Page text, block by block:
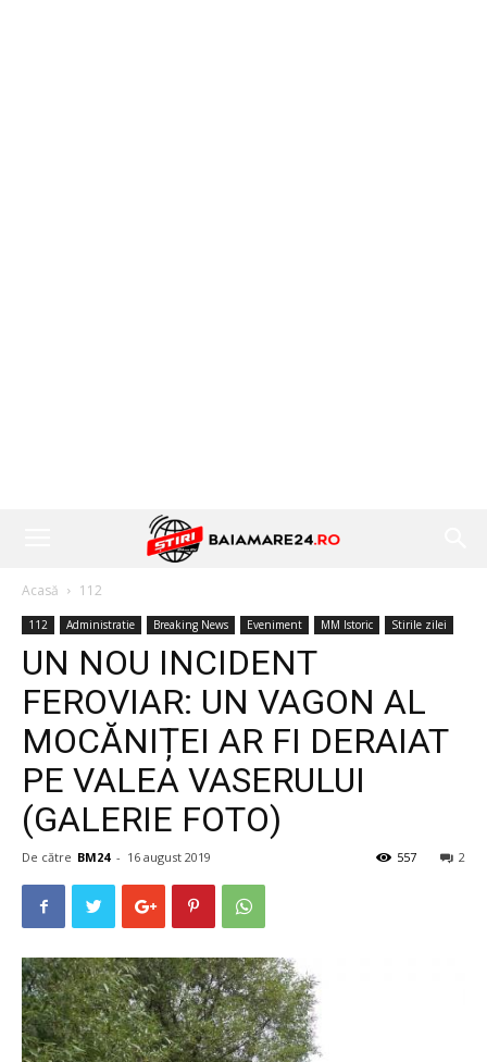
Acasă 112
112 Administratie Breaking News Eveniment MM Istoric Stirile zilei
UN NOU INCIDENT
FEROVIAR: UN VAGON AL
MOCĂNIȚEI AR FI DERAIAT
PE VALEA VASERULUI
(GALERIE FOTO)
De către BM24 - 16 august 2019 2
557